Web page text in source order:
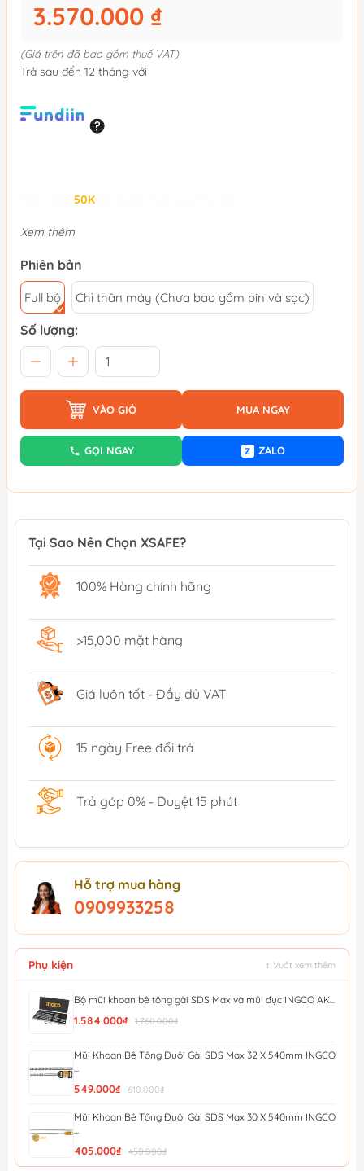
3.570.000 ₫
(Giá trên đã bao gồm thuế VAT)
Trả sau đến 12 tháng với
50K
Xem thêm
Phiên bản
Full bộ Chỉ thân máy (Chưa bao gồm pin và sạc)
Số lượng:
VÀO GIỎ MUA NGAY
GỌI NGAY Z ZALO
Tại Sao Nên Chọn XSAFE?
100% Hàng chính hãng
>15,000 mặt hàng
Giá luôn tốt - Đầy đủ VAT
15 ngày Free đổi trả
Trả góp 0% - Duyệt 15 phút
Hỗ trợ mua hàng
0909933258
Phụ kiện ↕ Vuốt xem thêm
Bộ mũi khoan bê tông gài SDS Max và mũi đục INGCO AK...
1.584.000₫ 1.760.000₫
Mũi Khoan Bê Tông Đuôi Gài SDS Max 32 X 540mm INGCO
549.000₫ 610.000₫
Mũi Khoan Bê Tông Đuôi Gài SDS Max 30 X 540mm INGCO
...
405.000₫ 450.000₫